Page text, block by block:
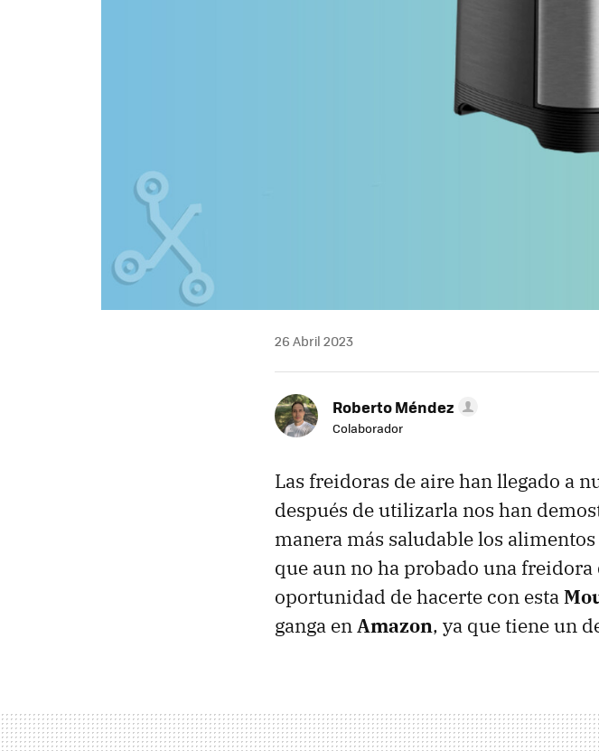
26 Abril 2023
Roberto Méndez
Colaborador
Las freidoras de aire han llegado a
después de utilizarla nos han
manera más saludable los
que aun no ha probado una
oportunidad de hacerte con esta
ganga enAmazon, ya que tiene un